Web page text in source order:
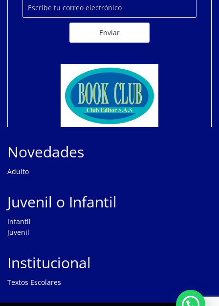
Novedades
Adulto
Juvenil o Infantil
Infantil
Juvenil
Institucional
Textos Escolares